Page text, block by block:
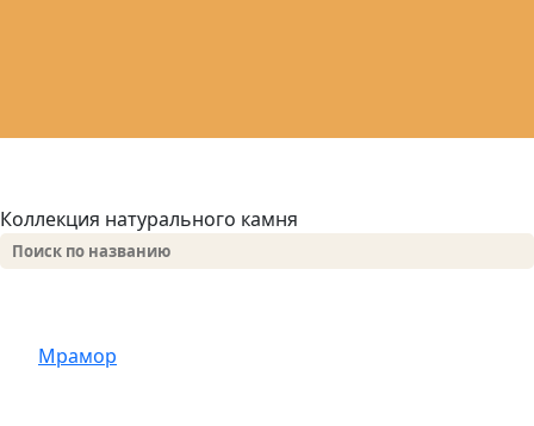
Коллекция натурального камня
Мрамор